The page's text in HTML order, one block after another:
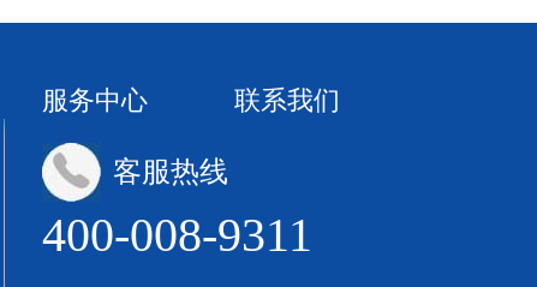
服务中心 联系我们
客服热线
400-008-9311